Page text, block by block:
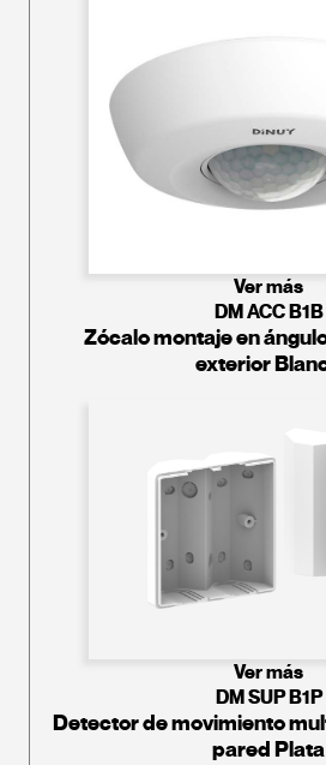
Ver más
DM ACC B1B
Zócalo montaje en
exterior
Ver más
DM SUP B1P
Detector de movimiento
pared Plata